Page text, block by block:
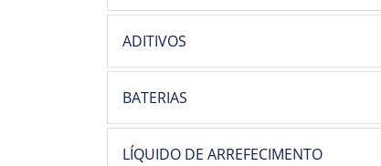
ADITIVOS
BATERIAS
LÍQUIDO DE ARREFECIMENTO